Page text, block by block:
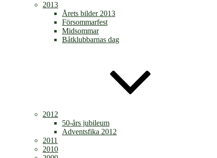
2013
Årets bilder 2013
Försommarfest
Midsommar
Båtklubbarnas dag
2012
50-års jubileum
Adventsfika 2012
2011
2010